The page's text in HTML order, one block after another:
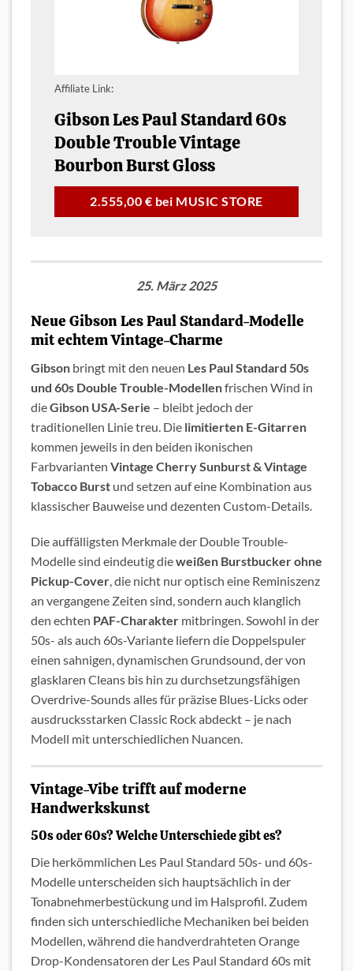
Affiliate Link:
Gibson Les Paul Standard 60s
Double Trouble Vintage
Bourbon Burst Gloss
2.555,00 € bei MUSIC STORE
25. März 2025
Neue Gibson Les Paul Standard-Modelle
mit echtem Vintage-Charme
Gibson bringt mit den neuen Les Paul Standard 50s
und 60s Double Trouble-Modellenfrischen Wind in
dieGibson USA-Serie – bleibt jedoch der
traditionellen Linie treu. Die limitierten E-Gitarren
kommen jeweils in den beiden ikonischen
Farbvarianten Vintage Cherry Sunburst & Vintage
Tobacco Burst und setzen auf eine Kombination aus
klassischer Bauweise und dezenten Custom-Details.
Die auffälligsten Merkmale der Double Trouble-
Modelle sind eindeutig dieweißen Burstbucker ohne
Pickup-Cover, die nicht nur optisch eine Reminiszenz
an vergangene Zeiten sind, sondern auch klanglich
den echten PAF-Charakter mitbringen. Sowohl in der
50s- als auch 60s-Variante liefern die Doppelspuler
einen sahnigen, dynamischen Grundsound, der von
glasklaren Cleans bis hin zu durchsetzungsfähigen
Overdrive-Sounds alles für präzise Blues-Licks oder
ausdrucksstarken Classic Rock abdeckt – je nach
Modell mit unterschiedlichen Nuancen.
Vintage-Vibe trifft auf moderne
Handwerkskunst
50s oder 60s? Welche Unterschiede gibt es?
Die herkömmlichen Les Paul Standard 50s- und 60s-
Modelle unterscheiden sich hauptsächlich in der
Tonabnehmerbestückung und im Halsprofil. Zudem
finden sich unterschiedliche Mechaniken bei beiden
Modellen, während die handverdrahteten Orange
Drop-Kondensatoren der Les Paul Standard 60s mit